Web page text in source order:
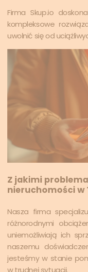
Firma Skup.io
kompleksowe
uwolnić się od
Z jakimi
nieruchomości w
Nasza firma
różnorodnymi
uniemożliwiają ich
naszemu
jesteśmy w stanie
w trudnej sytuacji.